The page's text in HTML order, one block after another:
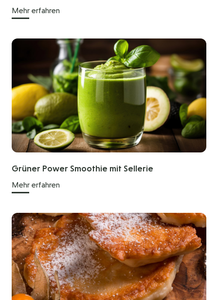
Mehr erfahren
Grüner Power Smoothie mit Sellerie
Mehr erfahren